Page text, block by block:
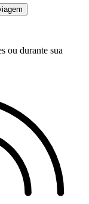
ou durante sua